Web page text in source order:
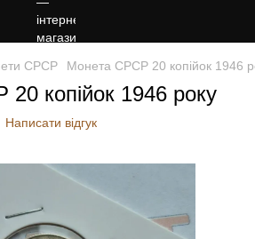
СРСР Монета СРСР 20 копійок 1946
копійок 1946 року
Написати відгук